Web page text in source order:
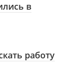
в
работу